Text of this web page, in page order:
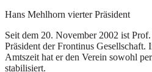
Hans Mehlhorn vierter Präsident
Seit dem 20. November 2002 ist
Präsident der Frontinus Gesellschaft.
Amtszeit hat er den Verein sowohl
stabilisiert.